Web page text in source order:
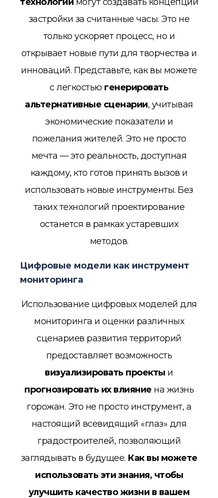
застройки за считанные часы. Это не
только ускоряет процесс, но и
открывает новые пути для творчества и
инноваций. Представьте, как вы можете
с легкостью генерировать
альтернативные сценарии, учитывая
экономические показатели и
пожелания жителей. Это не просто
мечта — это реальность, доступная
каждому, кто готов принять вызов и
использовать новые инструменты. Без
таких технологий проектирование
останется в рамках устаревших
методов.
Цифровые модели как инструмент
мониторинга
Использование цифровых моделей для
мониторинга и оценки различных
сценариев развития территорий
предоставляет возможность
визуализировать проекты и
прогнозировать их влияние на жизнь
горожан. Это не просто инструмент, а
настоящий всевидящий «глаз» для
градостроителей, позволяющий
заглядывать в будущее. Как вы можете
использовать эти знания, чтобы
улучшить качество жизни в вашем